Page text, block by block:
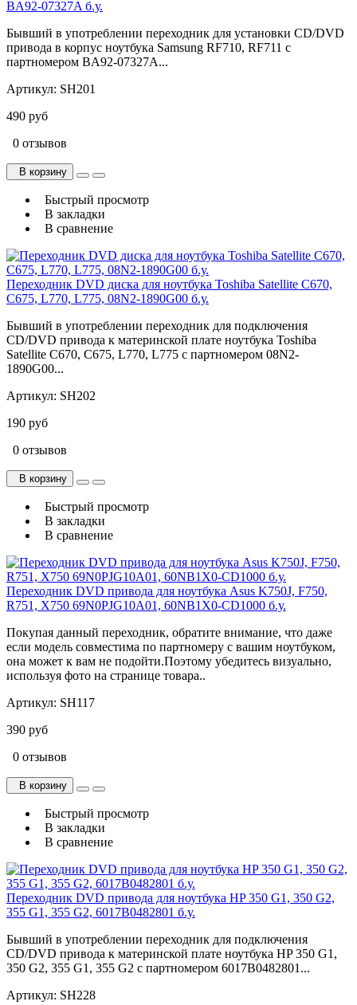
BA92-07327A б.у.
Бывший в употреблении переходник для установки CD/DVD
привода в корпус ноутбука Samsung RF710, RF711 с
партномером BA92-07327A...
Артикул: SH201
490 руб
0 отзывов
В корзину
Быстрый просмотр
В закладки
В сравнение
Переходник DVD диска для ноутбука Toshiba Satellite C670,
C675, L770, L775, 08N2-1890G00 б.у.
Бывший в употреблении переходник для подключения
CD/DVD привода к материнской плате ноутбука Toshiba
Satellite C670, C675, L770, L775 с партномером 08N2-
1890G00...
Артикул: SH202
190 руб
0 отзывов
В корзину
Быстрый просмотр
В закладки
В сравнение
Переходник DVD привода для ноутбука Asus K750J, F750,
R751, X750 69N0PJG10A01, 60NB1X0-CD1000 б.у.
Покупая данный переходник, обратите внимание, что даже
если модель совместима по партномеру с вашим ноутбуком,
она может к вам не подойти.Поэтому убедитесь визуально,
используя фото на странице товара..
Артикул: SH117
390 руб
0 отзывов
В корзину
Быстрый просмотр
В закладки
В сравнение
Переходник DVD привода для ноутбука HP 350 G1, 350 G2,
355 G1, 355 G2, 6017B0482801 б.у.
Бывший в употреблении переходник для подключения
CD/DVD привода к материнской плате ноутбука HP 350 G1,
350 G2, 355 G1, 355 G2 с партномером 6017B0482801...
Артикул: SH228